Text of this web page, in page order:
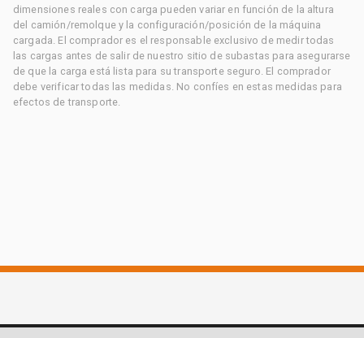
dimensiones reales con carga pueden variar en función de la altura
del camión/remolque y la configuración/posición de la máquina
cargada. El comprador es el responsable exclusivo de medir todas
las cargas antes de salir de nuestro sitio de subastas para asegurarse
de que la carga está lista para su transporte seguro. El comprador
debe verificar todas las medidas. No confíes en estas medidas para
efectos de transporte.